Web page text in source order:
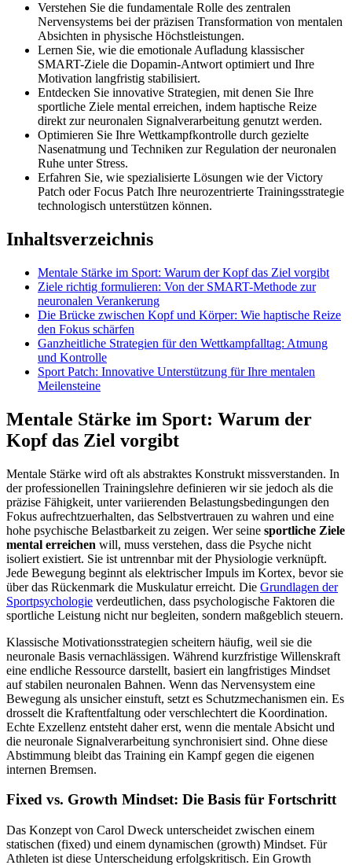
Verstehen Sie die fundamentale Rolle des zentralen
Nervensystems bei der präzisen Transformation von mentalen
Absichten in physische Höchstleistungen.
Lernen Sie, wie die emotionale Aufladung klassischer
SMART-Ziele die Dopamin-Antwort optimiert und Ihre
Motivation langfristig stabilisiert.
Entdecken Sie innovative Strategien, mit denen Sie Ihre
sportliche Ziele mental erreichen, indem haptische Reize
direkt zur neuronalen Signalverarbeitung genutzt werden.
Optimieren Sie Ihre Wettkampfkontrolle durch gezielte
Nasenatmung und Techniken zur Regulation der neuronalen
Ruhe unter Stress.
Erfahren Sie, wie spezialisierte Lösungen wie der Victory
Patch oder Focus Patch Ihre neurozentrierte Trainingsstrategie
technologisch unterstützen können.
Inhaltsverzeichnis
Mentale Stärke im Sport: Warum der Kopf das Ziel vorgibt
Ziele richtig formulieren: Von der SMART-Methode zur
neuronalen Verankerung
Die Brücke zwischen Kopf und Körper: Wie haptische Reize
den Fokus schärfen
Ganzheitliche Strategien für den Wettkampfalltag: Atmung
und Kontrolle
Sport Patch: Innovative Unterstützung für Ihre mentalen
Meilensteine
Mentale Stärke im Sport: Warum der
Kopf das Ziel vorgibt
Mentale Stärke wird oft als abstraktes Konstrukt missverstanden. In
der professionellen Trainingslehre definieren wir sie jedoch als die
präzise Fähigkeit, unter variierenden Belastungsbedingungen den
Fokus aufrechtzuerhalten, das Selbstvertrauen zu wahren und eine
hohe psychische Belastbarkeit zu zeigen. Wer seine sportliche Ziele
mental erreichen will, muss verstehen, dass die Psyche nicht
isoliert existiert. Sie ist untrennbar mit der Physiologie verknüpft.
Jede Bewegung beginnt als elektrischer Impuls im Kortex, bevor sie
über das Rückenmark die Muskulatur erreicht. Die Grundlagen der
Sportpsychologie verdeutlichen, dass psychologische Faktoren die
sportliche Leistung nicht nur begleiten, sondern maßgeblich steuern.
Klassische Motivationsstrategien scheitern häufig, weil sie die
neuronale Basis vernachlässigen. Während kurzfristige Willenskraft
eine endliche Ressource darstellt, basiert ein langfristiges Mindset
auf stabilen neuronalen Bahnen. Wenn das Nervensystem eine
Bewegung als unsicher einstuft, setzt es Schutzmechanismen ein. Es
drosselt die Kraftentfaltung oder verschlechtert die Koordination.
Echte Exzellenz entsteht daher erst, wenn die mentale Absicht und
die neuronale Signalverarbeitung synchronisiert sind. Ohne diese
Abstimmung bleibt das Training ein Kampf gegen die eigenen
internen Bremsen.
Fixed vs. Growth Mindset: Die Basis für Fortschritt
Das Konzept von Carol Dweck unterscheidet zwischen einem
statischen (fixed) und einem dynamischen (growth) Mindset. Für
Athleten ist diese Unterscheidung erfolgskritisch. Ein Growth